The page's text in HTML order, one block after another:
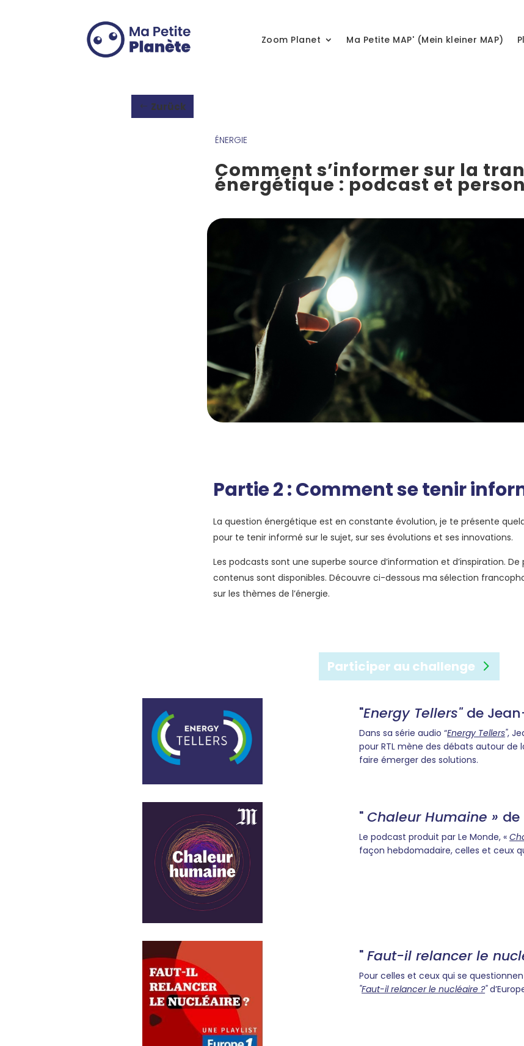
Zoom Planet Ma Petite MAP' (Mein kleiner MAP)
Zurück
ÉNERGIE
Comment s’informer sur la
énergétique : podcast et
Partie 2 : Comment se tenir
La question énergétique est en constante évolution, je te présente
pour te tenir informé sur le sujet, sur ses évolutions et ses innovations.
Les podcasts sont une superbe source d’information et d’inspiration. De
contenus sont disponibles. Découvre ci-dessous ma sélection
sur les thèmes de l’énergie.
Participer au challenge
"Energy Tellers"de
Dans sa série audio “Energy Tellers",
pour RTL mène des débats autour
faire émerger des solutions.
" Chaleur Humaine » de
Le podcast produit par Le Monde, «
façon hebdomadaire, celles et ceux
"Faut-il relancer le
Pour celles et ceux qui se
"Faut-il relancer le nucléaire ?"